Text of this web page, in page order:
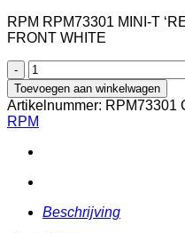
RPM RPM73301 MINI-T
FRONT WHITE
MINI-
T
'REVOLVER'
10-
HOLE
WHEELS
WHITE
Toevoegen aan winkelwagen
Artikelnummer: RPM73301
RPM
Beschrijving